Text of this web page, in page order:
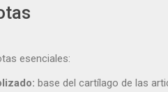
esenciales:
base del cartílago de las